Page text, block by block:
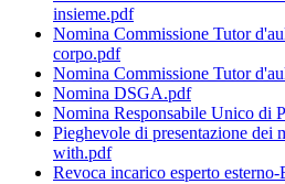
insieme.pdf
Nomina Commissione Tutor
corpo.pdf
Nomina Commissione Tutor
Nomina DSGA.pdf
Nomina Responsabile Unico di
Pieghevole di presentazione dei
with.pdf
Revoca incarico esperto